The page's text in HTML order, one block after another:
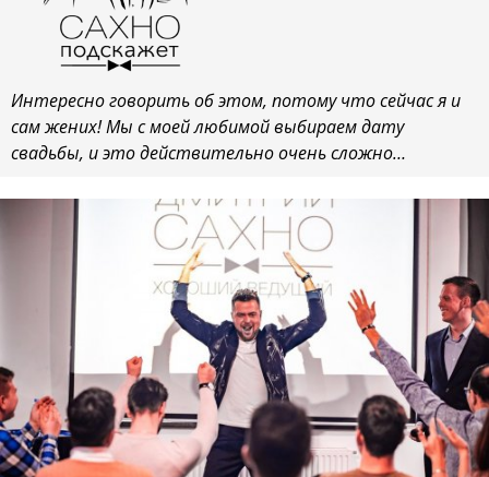
Интересно говорить об этом, потому что сейчас я и
сам жених! Мы с моей любимой выбираем дату
свадьбы, и это действительно очень сложно…